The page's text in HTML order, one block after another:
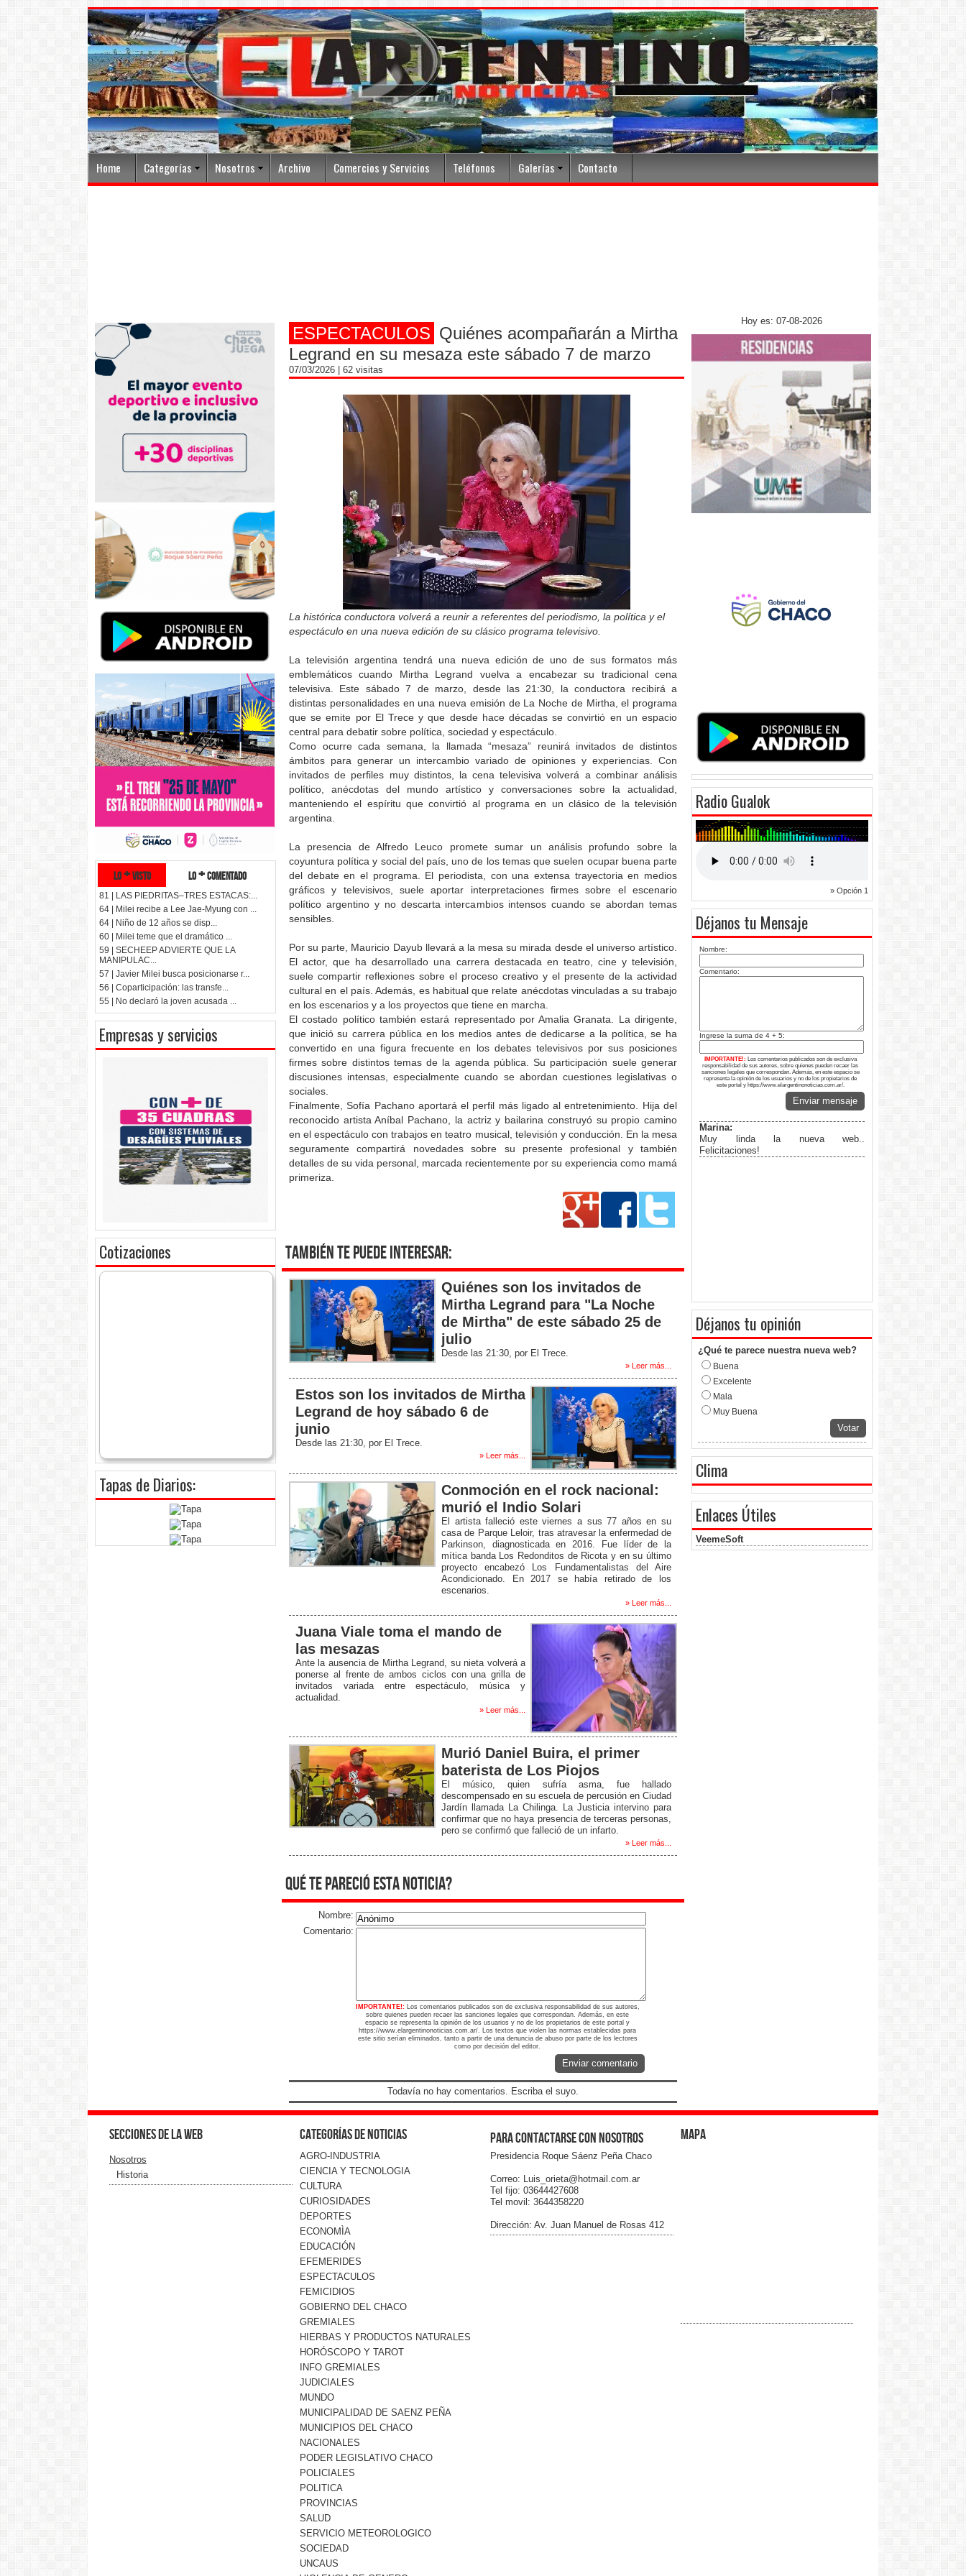
Home Categorías Nosotros Archivo Comercios y Servicios Teléfonos Galerías Contacto
Hoy es: 07-08-2026
lo + visto lo + comentado
81 | LAS PIEDRITAS–TRES ESTACAS:...
64 | Milei recibe a Lee Jae-Myung con ...
64 | Niño de 12 años se disp...
60 | Milei teme que el dramático ...
59 | SECHEEP ADVIERTE QUE LA
MANIPULAC...
57 | Javier Milei busca posicionarse r...
56 | Coparticipación: las transfe...
55 | No declaró la joven acusada ...
Empresas y servicios
Cotizaciones
Tapas de Diarios:
ESPECTACULOS Quiénes acompañarán a Mirtha
Legrand en su mesaza este sábado 7 de marzo
07/03/2026 | 62 visitas
La histórica conductora volverá a reunir a referentes del periodismo, la política y el
espectáculo en una nueva edición de su clásico programa televisivo.
La televisión argentina tendrá una nueva edición de uno de sus formatos más
emblemáticos cuando Mirtha Legrand vuelva a encabezar su tradicional cena
televisiva. Este sábado 7 de marzo, desde las 21:30, la conductora recibirá a
distintas personalidades en una nueva emisión de La Noche de Mirtha, el programa
que se emite por El Trece y que desde hace décadas se convirtió en un espacio
central para debatir sobre política, sociedad y espectáculo.
Como ocurre cada semana, la llamada “mesaza” reunirá invitados de distintos
ámbitos para generar un intercambio variado de opiniones y experiencias. Con
invitados de perfiles muy distintos, la cena televisiva volverá a combinar análisis
político, anécdotas del mundo artístico y conversaciones sobre la actualidad,
manteniendo el espíritu que convirtió al programa en un clásico de la televisión
argentina.
La presencia de Alfredo Leuco promete sumar un análisis profundo sobre la
coyuntura política y social del país, uno de los temas que suelen ocupar buena parte
del debate en el programa. El periodista, con una extensa trayectoria en medios
gráficos y televisivos, suele aportar interpretaciones firmes sobre el escenario
político argentino y no descarta intercambios intensos cuando se abordan temas
sensibles.
Por su parte, Mauricio Dayub llevará a la mesa su mirada desde el universo artístico.
El actor, que ha desarrollado una carrera destacada en teatro, cine y televisión,
suele compartir reflexiones sobre el proceso creativo y el presente de la actividad
cultural en el país. Además, es habitual que relate anécdotas vinculadas a su trabajo
en los escenarios y a los proyectos que tiene en marcha.
El costado político también estará representado por Amalia Granata. La dirigente,
que inició su carrera pública en los medios antes de dedicarse a la política, se ha
convertido en una figura frecuente en los debates televisivos por sus posiciones
firmes sobre distintos temas de la agenda pública. Su participación suele generar
discusiones intensas, especialmente cuando se abordan cuestiones legislativas o
sociales.
Finalmente, Sofía Pachano aportará el perfil más ligado al entretenimiento. Hija del
reconocido artista Aníbal Pachano, la actriz y bailarina construyó su propio camino
en el espectáculo con trabajos en teatro musical, televisión y conducción. En la mesa
seguramente compartirá novedades sobre su presente profesional y también
detalles de su vida personal, marcada recientemente por su experiencia como mamá
primeriza.
También te puede interesar:
Quiénes son los invitados de
Mirtha Legrand para "La Noche
de Mirtha" de este sábado 25 de
julio
Desde las 21:30, por El Trece.
» Leer más...
Estos son los invitados de Mirtha
Legrand de hoy sábado 6 de
junio
Desde las 21:30, por El Trece.
» Leer más...
Conmoción en el rock nacional:
murió el Indio Solari
El artista falleció este viernes a sus 77 años en su
casa de Parque Leloir, tras atravesar la enfermedad de
Parkinson, diagnosticada en 2016. Fue líder de la
mítica banda Los Redonditos de Ricota y en su último
proyecto encabezó Los Fundamentalistas del Aire
Acondicionado. En 2017 se había retirado de los
escenarios.
» Leer más...
Juana Viale toma el mando de
las mesazas
Ante la ausencia de Mirtha Legrand, su nieta volverá a
ponerse al frente de ambos ciclos con una grilla de
invitados variada entre espectáculo, música y
actualidad.
» Leer más...
Murió Daniel Buira, el primer
baterista de Los Piojos
El músico, quien sufría asma, fue hallado
descompensado en su escuela de percusión en Ciudad
Jardín llamada La Chilinga. La Justicia intervino para
confirmar que no haya presencia de terceras personas,
pero se confirmó que falleció de un infarto.
» Leer más...
qué te pareció esta noticia?
Nombre:
Comentario:
IMPORTANTE!: Los comentarios publicados son de exclusiva responsabilidad de sus autores,
sobre quienes pueden recaer las sanciones legales que correspondan. Además, en este
espacio se representa la opinión de los usuarios y no de los propietarios de este portal y
https://www.elargentinonoticias.com.ar/. Los textos que violen las normas establecidas para
este sitio serían eliminados, tanto a partir de una denuncia de abuso por parte de los lectores
como por decisión del editor.
Enviar comentario
Todavía no hay comentarios. Escriba el suyo.
Radio Gualok
» Opción 1
Déjanos tu Mensaje
Nombre:
Comentario:
Ingrese la suma de 4 + 5:
IMPORTANTE!: Los comentarios publicados son de exclusiva
responsabilidad de sus autores, sobre quienes pueden recaer las
sanciones legales que correspondan. Además, en este espacio se
representa la opinión de los usuarios y no de los propietarios de
este portal y https://www.elargentinonoticias.com.ar/.
Enviar mensaje
Marina:
Muy linda la nueva web..
Felicitaciones!
Déjanos tu opinión
¿Qué te parece nuestra nueva web?
Buena
Excelente
Mala
Muy Buena
Votar
Clima
Enlaces Útiles
VeemeSoft
Secciones de la web
Nosotros
Historia
Categorías de noticias
AGRO-INDUSTRIA
CIENCIA Y TECNOLOGIA
CULTURA
CURIOSIDADES
DEPORTES
ECONOMÌA
EDUCACIÓN
EFEMERIDES
ESPECTACULOS
FEMICIDIOS
GOBIERNO DEL CHACO
GREMIALES
HIERBAS Y PRODUCTOS NATURALES
HORÓSCOPO Y TAROT
INFO GREMIALES
JUDICIALES
MUNDO
MUNICIPALIDAD DE SAENZ PEÑA
MUNICIPIOS DEL CHACO
NACIONALES
PODER LEGISLATIVO CHACO
POLICIALES
POLITICA
PROVINCIAS
SALUD
SERVICIO METEOROLOGICO
SOCIEDAD
UNCAUS
Para contactarse con nosotros
Presidencia Roque Sáenz Peña Chaco
Correo: Luis_orieta@hotmail.com.ar
Tel fijo: 03644427608
Tel movil: 3644358220
Dirección: Av. Juan Manuel de Rosas 412
Mapa